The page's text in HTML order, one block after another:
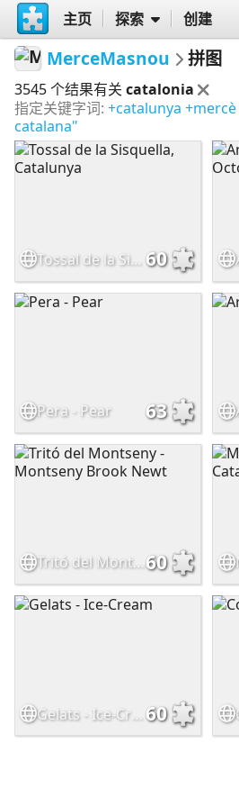
主页 探索 创建
MerceMasnou 拼图
3545 个结果有关 catalonia
指定关键字词: +catalunya +mercè
catalana"
Tossal de la Sisquella, Catalunya 60
Pera - Pear 63
Tritó del Montseny - Montseny Brook Newt60
60